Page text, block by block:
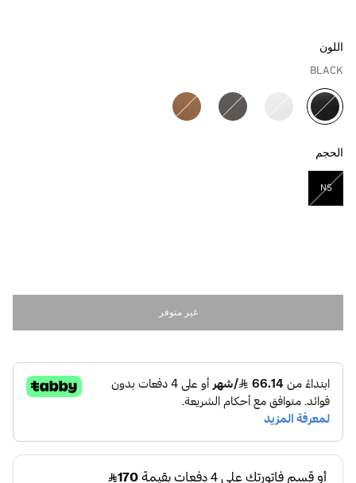
اللون
BLACK
مختار
الحجم
NS
مختار
غير متوفر